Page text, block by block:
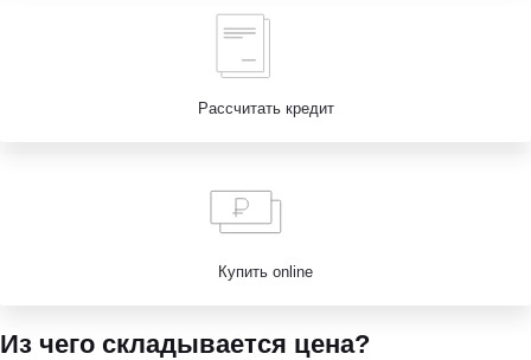
Рассчитать кредит
Купить online
Из чего складывается цена?